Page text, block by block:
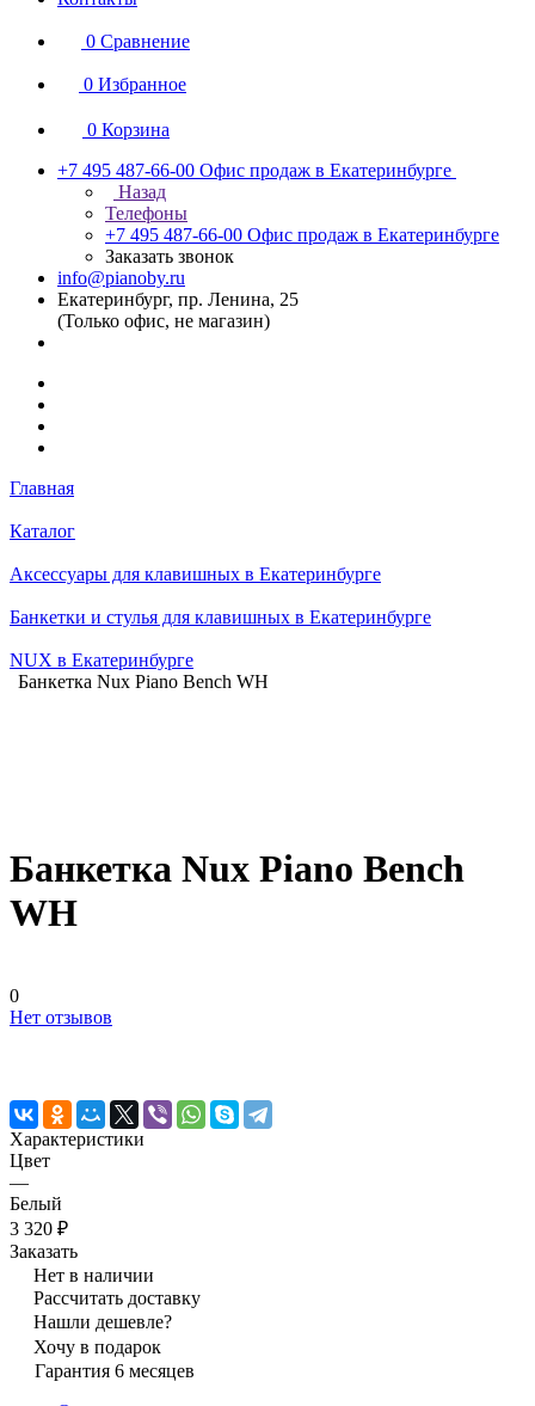
0 Сравнение
0 Избранное
0 Корзина
+7 495 487-66-00 Офис продаж в Екатеринбурге
Назад
Телефоны
+7 495 487-66-00 Офис продаж в Екатеринбурге
Заказать звонок
info@pianoby.ru
Екатеринбург, пр. Ленина, 25
(Только офис, не магазин)
Главная
Каталог
Аксессуары для клавишных в Екатеринбурге
Банкетки и стулья для клавишных в Екатеринбурге
NUX в Екатеринбурге
Банкетка Nux Piano Bench WH
Банкетка Nux Piano Bench
WH
0
Нет отзывов
Характеристики
Цвет
—
Белый
3 320 ₽
Заказать
Нет в наличии
Рассчитать доставку
Нашли дешевле?
Хочу в подарок
Гарантия 6 месяцев